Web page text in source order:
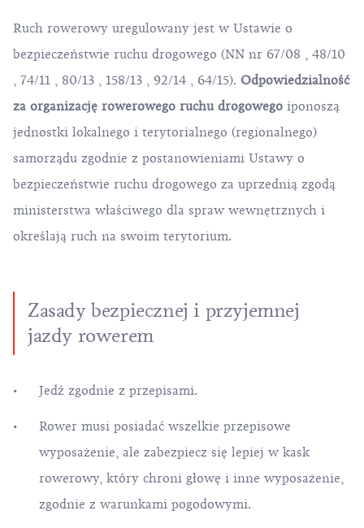
Ruch rowerowy uregulowany jest w Ustawie o
bezpieczeństwie ruchu drogowego (NN nr 67/08 , 48/10
, 74/11 , 80/13 , 158/13 , 92/14 , 64/15). Odpowiedzialność
za organizację rowerowego ruchu drogowego iponoszą
jednostki lokalnego i terytorialnego (regionalnego)
samorządu zgodnie z postanowieniami Ustawy o
bezpieczeństwie ruchu drogowego za uprzednią zgodą
ministerstwa właściwego dla spraw wewnętrznych i
określają ruch na swoim terytorium.
Zasady bezpiecznej i przyjemnej
jazdy rowerem
Jedź zgodnie z przepisami.
Rower musi posiadać wszelkie przepisowe
wyposażenie, ale zabezpiecz się lepiej w kask
rowerowy, który chroni głowę i inne wyposażenie,
zgodnie z warunkami pogodowymi.